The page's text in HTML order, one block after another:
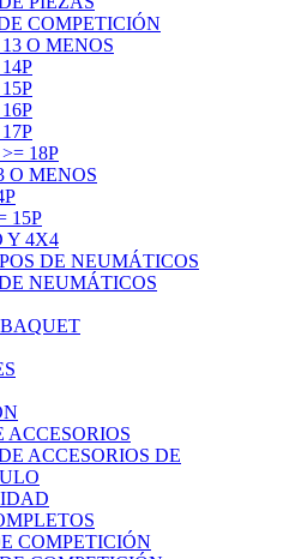
COMPETICIÓN
O MENOS
18P
O MENOS
15P
Y 4X4
DE NEUMÁTICOS
NEUMÁTICOS
ACCESORIOS
ACCESORIOS DE
COMPETICIÓN